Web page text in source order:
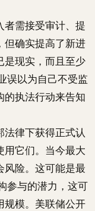
需接受审计、提
但确实提高了新进
是现实，而且至少
误以为自己不受监
的执法行动来告知
律下获得正式认
用它们。当今最大
险。这可能是最
参与的潜力，这可
规模。美联储公开